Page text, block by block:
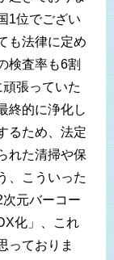
1位でござい
も法律に定め
検査率も6割
張っていた
終的に浄化し
るため、法定
れた清掃や保
、こういった
元バーコー
化」、これ
っておりま